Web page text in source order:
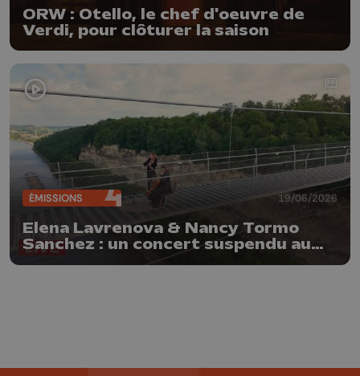
ORW : Otello, le chef d'oeuvre de
Verdi, pour clôturer la saison
ÉMISSIONS 19/06/2026
Elena Lavrenova & Nancy Tormo
Sanchez : un concert suspendu au
Fort d'Eben-Emael